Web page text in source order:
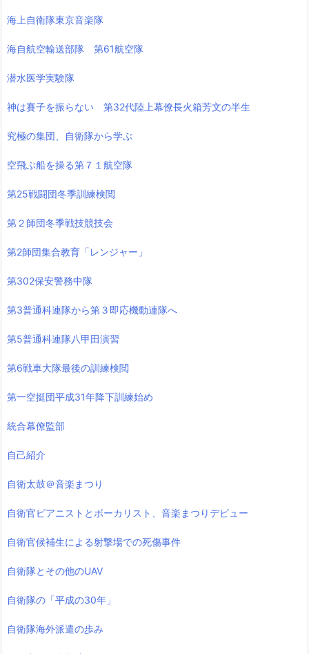
海上自衛隊東京音楽隊
海自航空輸送部隊 第61航空隊
潜水医学実験隊
神は賽子を振らない 第32代陸上幕僚長火箱芳文の半生
究極の集団、自衛隊から学ぶ
空飛ぶ船を操る第７１航空隊
第25戦闘団冬季訓練検閲
第２師団冬季戦技競技会
第2師団集合教育「レンジャー」
第302保安警務中隊
第3普通科連隊から第３即応機動連隊へ
第5普通科連隊八甲田演習
第6戦車大隊最後の訓練検閲
第一空挺団平成31年降下訓練始め
統合幕僚監部
自己紹介
自衛太鼓＠音楽まつり
自衛官ピアニストとボーカリスト、音楽まつりデビュー
自衛官候補生による射撃場での死傷事件
自衛隊とその他のUAV
自衛隊の「平成の30年」
自衛隊海外派遣の歩み